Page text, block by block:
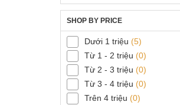
SHOP BY PRICE
Dưới 1 triệu (5)
Từ 1 - 2 triệu (0)
Từ 2 - 3 triệu (0)
Từ 3 - 4 triệu (0)
Trên 4 triệu (0)